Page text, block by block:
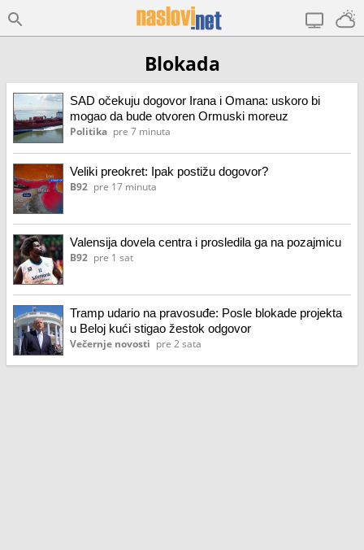
Blokada
SAD očekuju dogovor Irana i Omana: uskoro bi
mogao da bude otvoren Ormuski moreuz
Politika pre 7 minuta
Veliki preokret: Ipak postižu dogovor?
B92 pre 17 minuta
Valensija dovela centra i prosledila ga na pozajmicu
B92 pre 1 sat
Tramp udario na pravosuđe: Posle blokade projekta
u Beloj kući stigao žestok odgovor
Večernje novosti pre 2 sata